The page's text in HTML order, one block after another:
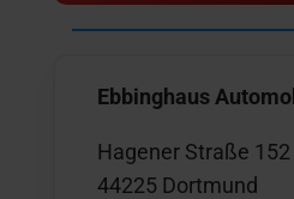
Ebbinghaus
Hagener Straße 152
44225 Dortmund